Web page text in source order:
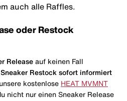
auch alle Raffles.
oder Restock
Release auf keinen Fall
Sneaker Restock sofort informiert
kostenlose HEAT MVMNT
nicht nur einen Sneaker Release